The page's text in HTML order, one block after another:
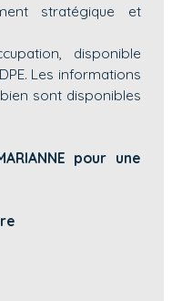
stratégique et
disponible
Les informations
sont disponibles
pour une